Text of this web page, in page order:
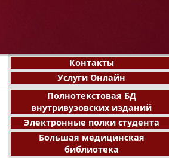
Контакты
Услуги Онлайн
Полнотекстовая БД
внутривузовских изданий
Электронные полки студента
Большая медицинская
библиотека